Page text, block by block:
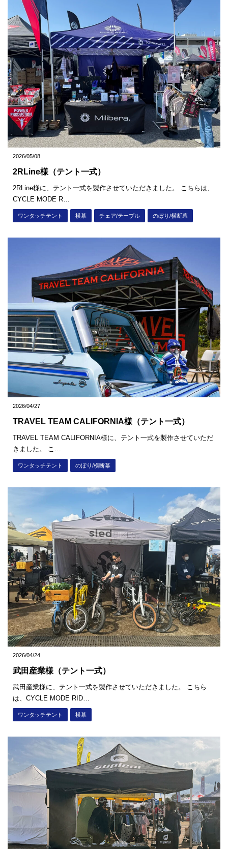
2026/05/08
2RLine様（テント一式）
2RLine様に、テント一式を製作させていただきました。 こちらは、
CYCLE MODE R…
ワンタッチテント 横幕 チェア/テーブル のぼり/横断幕
2026/04/27
TRAVEL TEAM CALIFORNIA様（テント一式）
TRAVEL TEAM CALIFORNIA様に、テント一式を製作させていただ
きました。 こ…
ワンタッチテント のぼり/横断幕
2026/04/24
武田産業様（テント一式）
武田産業様に、テント一式を製作させていただきました。 こちら
は、CYCLE MODE RID…
ワンタッチテント 横幕